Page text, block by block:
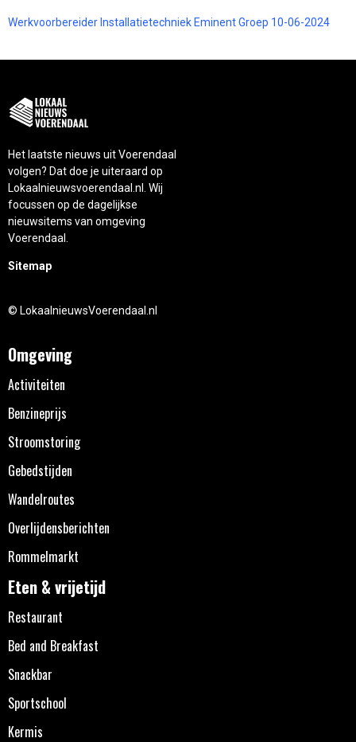
Werkvoorbereider Installatietechniek Eminent Groep 10-06-2024
Het laatste nieuws uit Voerendaal
volgen? Dat doe je uiteraard op
Lokaalnieuwsvoerendaal.nl. Wij
focussen op de dagelijkse
nieuwsitems van omgeving
Voerendaal.
Sitemap
© LokaalnieuwsVoerendaal.nl
Omgeving
Activiteiten
Benzineprijs
Stroomstoring
Gebedstijden
Wandelroutes
Overlijdensberichten
Rommelmarkt
Eten & vrijetijd
Restaurant
Bed and Breakfast
Snackbar
Sportschool
Kermis